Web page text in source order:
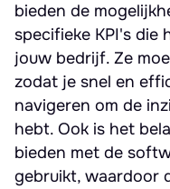
bieden de
specifieke KPI's die
jouw bedrijf. Ze
zodat je snel en
navigeren om de
hebt. Ook is het
bieden met de
gebruikt, waardoor